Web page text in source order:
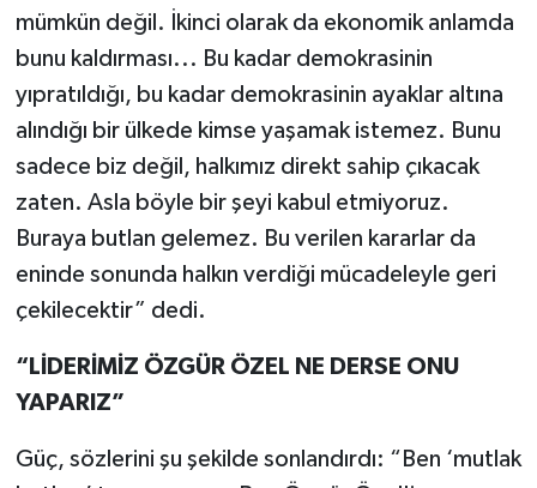
mümkün değil. İkinci olarak da ekonomik anlamda
bunu kaldırması... Bu kadar demokrasinin
yıpratıldığı, bu kadar demokrasinin ayaklar altına
alındığı bir ülkede kimse yaşamak istemez. Bunu
sadece biz değil, halkımız direkt sahip çıkacak
zaten. Asla böyle bir şeyi kabul etmiyoruz.
Buraya butlan gelemez. Bu verilen kararlar da
eninde sonunda halkın verdiği mücadeleyle geri
çekilecektir” dedi.
“LİDERİMİZ ÖZGÜR ÖZEL NE DERSE ONU
YAPARIZ”
Güç, sözlerini şu şekilde sonlandırdı: “Ben ‘mutlak